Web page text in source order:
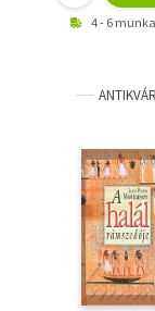
4 - 6
ANTIKVÁR